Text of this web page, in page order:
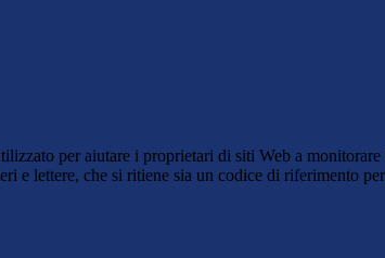
per aiutare i proprietari di siti Web a
e lettere, che si ritiene sia un codice di riferimento